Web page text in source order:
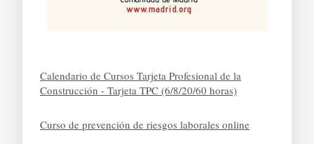
Calendario de Cursos Tarjeta Profesional de la
Construcción - Tarjeta TPC (6/8/20/60 horas)
Curso de prevención de riesgos laborales online